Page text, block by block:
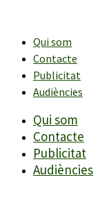
contingutQui som
Contacte
Publicitat
Audiències
Qui som
Contacte
Publicitat
Audiències